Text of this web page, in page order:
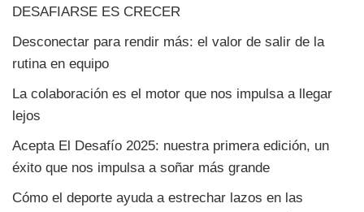
DESAFIARSE ES CRECER
Desconectar para rendir más: el valor de salir de la
rutina en equipo
La colaboración es el motor que nos impulsa a llegar
lejos
Acepta El Desafío 2025: nuestra primera edición, un
éxito que nos impulsa a soñar más grande
Cómo el deporte ayuda a estrechar lazos en las